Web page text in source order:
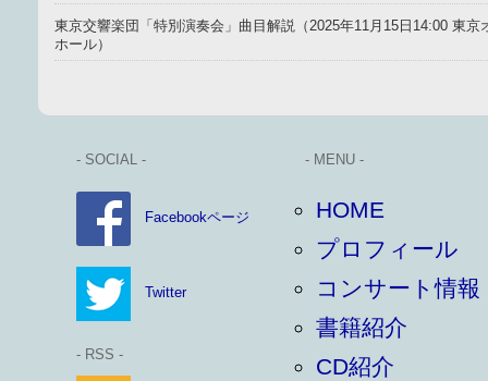
東京交響楽団「特別演奏会」曲目解説（2025年11月15日14:00 東京
ホール）
- SOCIAL -
Facebookページ
Twitter
- RSS -
- MENU -
HOME
プロフィール
コンサート情報
書籍紹介
CD紹介